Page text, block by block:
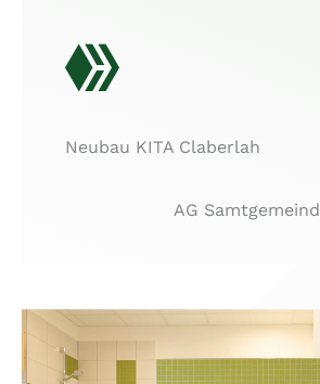
Neubau KITA Claberlah
AG